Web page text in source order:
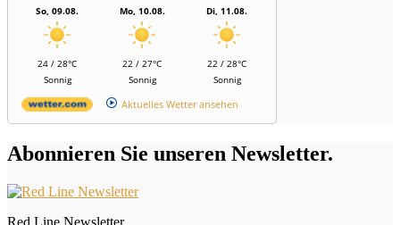
So, 09.08.
24 / 28°C
Sonnig
Mo, 10.08.
22 / 27°C
Sonnig
Di, 11.08.
22 / 28°C
Sonnig
Aktuelles Wetter ansehen
Abonnieren Sie unseren Newsletter.
Red Line Newsletter